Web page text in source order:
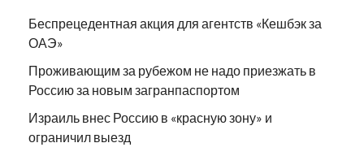
Беспрецедентная акция для агентств «Кешбэк за
ОАЭ»
Проживающим за рубежом не надо приезжать в
Россию за новым загранпаспортом
Израиль внес Россию в «красную зону» и
ограничил выезд